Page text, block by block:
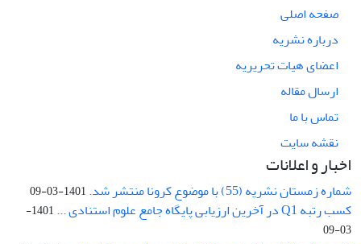
صفحه اصلی
درباره نشریه
اعضای هیات تحریریه
ارسال مقاله
تماس با ما
نقشه سایت
اخبار و اعلانات
شماره زمستان نشریه (55) با موضوع کرونا منتشر شد. 1401-03-09
کسب رتبه Q1 در آخرین ارزیابی پایگاه جامع علوم استنادی ...
1401-
03-09